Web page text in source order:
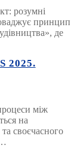
розумні
принцип
де
2025.
між
на
та своєчасного